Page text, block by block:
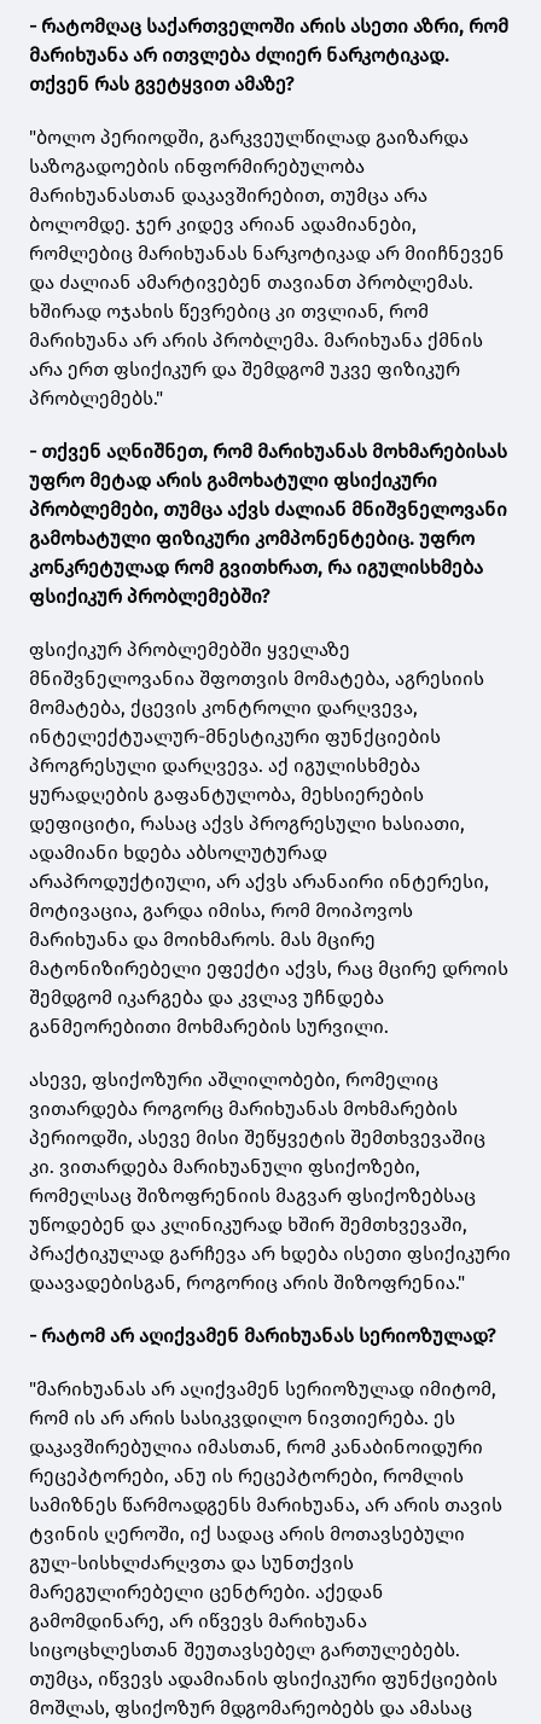
- რატომღაც საქართველოში არის ასეთი აზრი, რომ
მარიხუანა არ ითვლება ძლიერ ნარკოტიკად.
თქვენ რას გვეტყვით ამაზე?
"ბოლო პერიოდში, გარკვეულწილად გაიზარდა
საზოგადოების ინფორმირებულობა
მარიხუანასთან დაკავშირებით, თუმცა არა
ბოლომდე. ჯერ კიდევ არიან ადამიანები,
რომლებიც მარიხუანას ნარკოტიკად არ მიიჩნევენ
და ძალიან ამარტივებენ თავიანთ პრობლემას.
ხშირად ოჯახის წევრებიც კი თვლიან, რომ
მარიხუანა არ არის პრობლემა. მარიხუანა ქმნის
არა ერთ ფსიქიკურ და შემდგომ უკვე ფიზიკურ
პრობლემებს."
- თქვენ აღნიშნეთ, რომ მარიხუანას მოხმარებისას
უფრო მეტად არის გამოხატული ფსიქიკური
პრობლემები, თუმცა აქვს ძალიან მნიშვნელოვანი
გამოხატული ფიზიკური კომპონენტებიც. უფრო
კონკრეტულად რომ გვითხრათ, რა იგულისხმება
ფსიქიკურ პრობლემებში?
ფსიქიკურ პრობლემებში ყველაზე
მნიშვნელოვანია შფოთვის მომატება, აგრესიის
მომატება, ქცევის კონტროლი დარღვევა,
ინტელექტუალურ-მნესტიკური ფუნქციების
პროგრესული დარღვევა. აქ იგულისხმება
ყურადღების გაფანტულობა, მეხსიერების
დეფიციტი, რასაც აქვს პროგრესული ხასიათი,
ადამიანი ხდება აბსოლუტურად
არაპროდუქტიული, არ აქვს არანაირი ინტერესი,
მოტივაცია, გარდა იმისა, რომ მოიპოვოს
მარიხუანა და მოიხმაროს. მას მცირე
მატონიზირებელი ეფექტი აქვს, რაც მცირე დროის
შემდგომ იკარგება და კვლავ უჩნდება
განმეორებითი მოხმარების სურვილი.
ასევე, ფსიქოზური აშლილობები, რომელიც
ვითარდება როგორც მარიხუანას მოხმარების
პერიოდში, ასევე მისი შეწყვეტის შემთხვევაშიც
კი. ვითარდება მარიხუანული ფსიქოზები,
რომელსაც შიზოფრენიის მაგვარ ფსიქოზებსაც
უწოდებენ და კლინიკურად ხშირ შემთხვევაში,
პრაქტიკულად გარჩევა არ ხდება ისეთი ფსიქიკური
დაავადებისგან, როგორიც არის შიზოფრენია."
- რატომ არ აღიქვამენ მარიხუანას სერიოზულად?
"მარიხუანას არ აღიქვამენ სერიოზულად იმიტომ,
რომ ის არ არის სასიკვდილო ნივთიერება. ეს
დაკავშირებულია იმასთან, რომ კანაბინოიდური
რეცეპტორები, ანუ ის რეცეპტორები, რომლის
სამიზნეს წარმოადგენს მარიხუანა, არ არის თავის
ტვინის ღეროში, იქ სადაც არის მოთავსებული
გულ-სისხლძარღვთა და სუნთქვის
მარეგულირებელი ცენტრები. აქედან
გამომდინარე, არ იწვევს მარიხუანა
სიცოცხლესთან შეუთავსებელ გართულებებს.
თუმცა, იწვევს ადამიანის ფსიქიკური ფუნქციების
მოშლას, ფსიქოზურ მდგომარეობებს და ამასაც